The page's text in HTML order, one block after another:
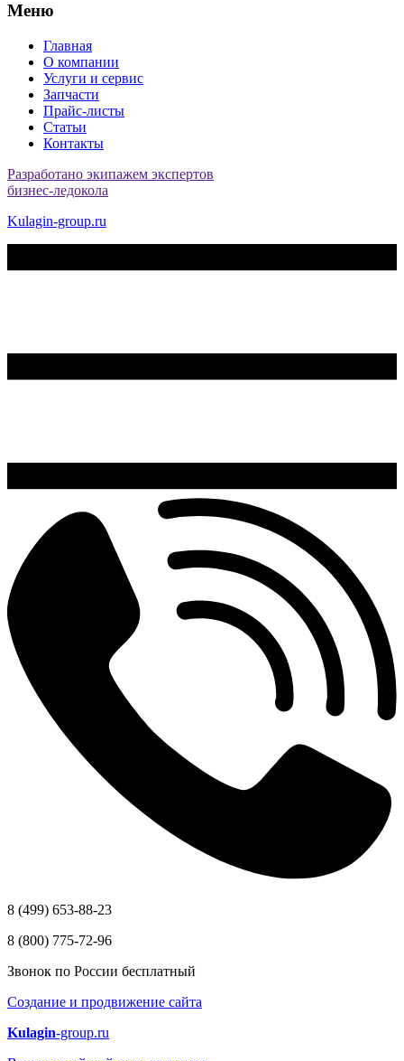
Меню
Главная
О компании
Услуги и сервис
Запчасти
Прайс-листы
Статьи
Контакты
Разработано экипажем экспертов
бизнес-ледокола
Kulagin-group.ru
8 (499) 653-88-23
8 (800) 775-72-96
Звонок по России бесплатный
Создание и продвижение сайта
Kulagin-group.ru